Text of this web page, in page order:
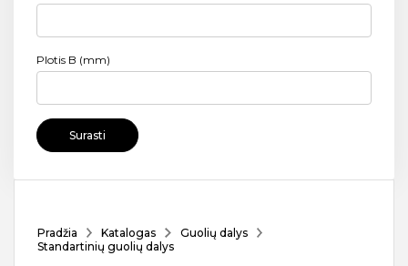
Plotis B (mm)
Surasti
Pradžia Katalogas
Guolių dalys
Standartinių guolių dalys